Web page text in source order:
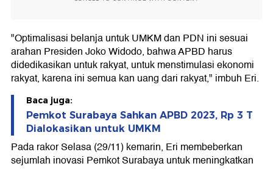
"Optimalisasi belanja untuk UMKM dan PDN ini sesuai
arahan Presiden Joko Widodo, bahwa APBD harus
didedikasikan untuk rakyat, untuk menstimulasi ekonomi
rakyat, karena ini semua kan uang dari rakyat," imbuh Eri.
Baca juga:
Pemkot Surabaya Sahkan APBD 2023, Rp 3 T
Dialokasikan untuk UMKM
Pada rakor Selasa (29/11) kemarin, Eri membeberkan
sejumlah inovasi Pemkot Surabaya untuk meningkatkan